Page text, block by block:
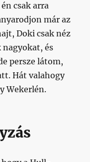
csak arra
már az
Doki csak néz
nagyokat, és
persze látom,
Hát valahogy
Wekerlén.